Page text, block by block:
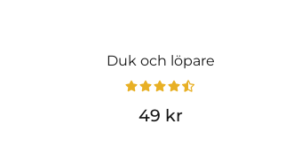
Duk och löpare
49 kr